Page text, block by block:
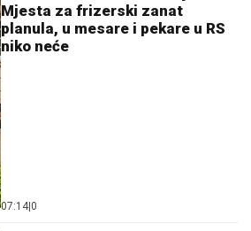
Mjesta za frizerski zanat
planula, u mesare i pekare u RS
niko neće
07:14 0